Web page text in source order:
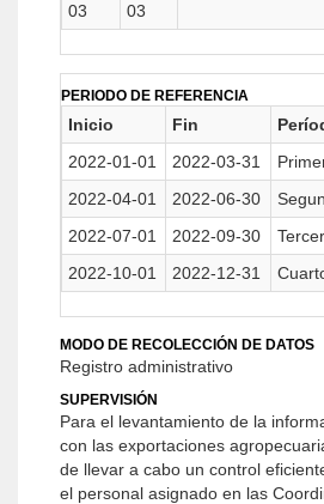
03
03
PERIODO DE REFERENCIA
Inicio Fin
2022-01-01
2022-03-31
2022-04-01
2022-06-30
2022-07-01
2022-09-30
2022-10-01
2022-12-31
MODO DE RECOLECCIÓN DE DATOS
Registro administrativo
SUPERVISIÓN
Para el levantamiento de la
con las exportaciones
de llevar a cabo un control
el personal asignado en las